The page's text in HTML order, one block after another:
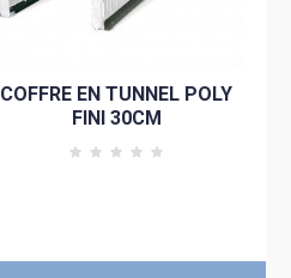
COFFRE EN TUNNEL POLY
FINI 30CM